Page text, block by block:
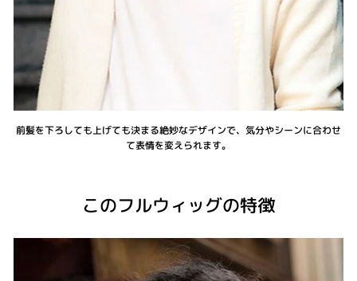
前髪を下ろしても上げても決まる絶妙なデザインで、気分やシーンに合わせ
て表情を変えられます。
このフルウィッグの特徴